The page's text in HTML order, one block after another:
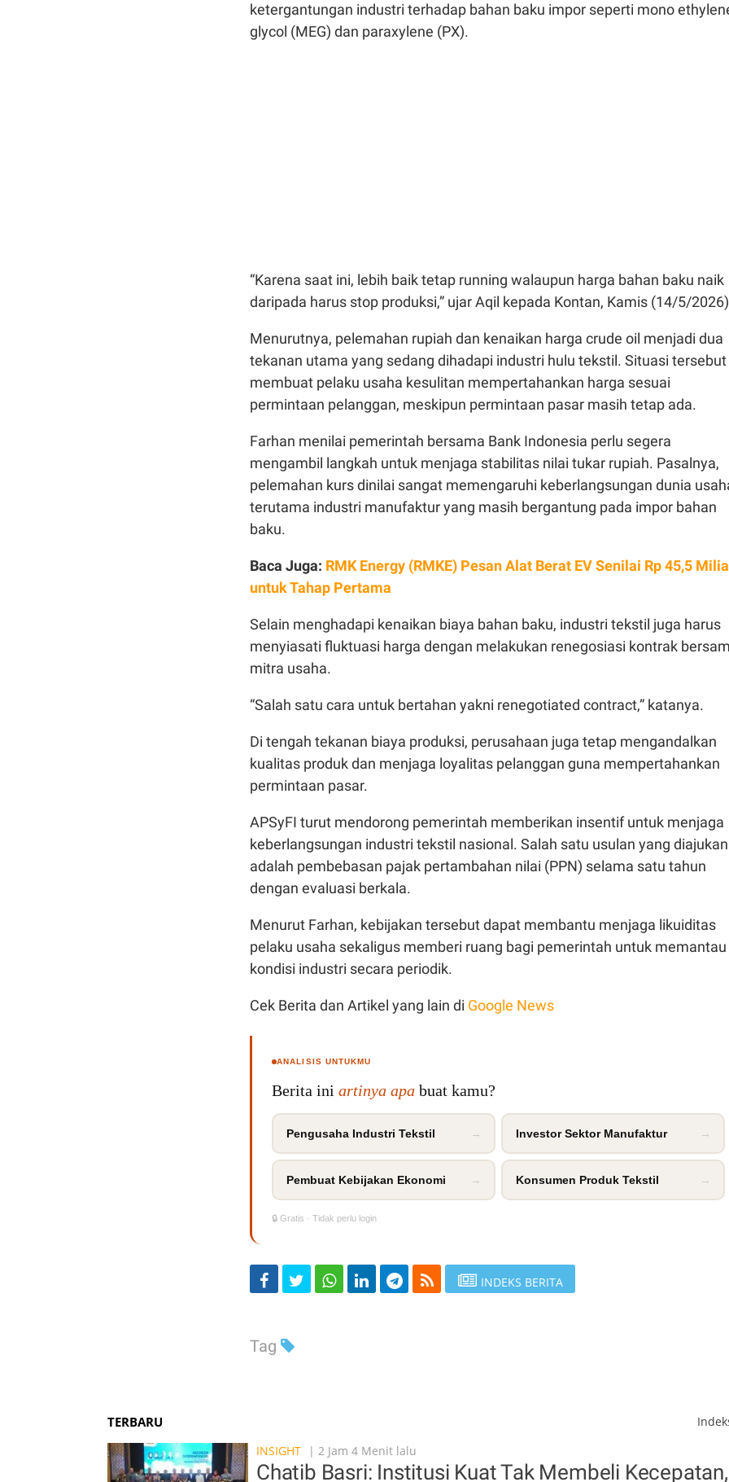
ketergantungan industri terhadap bahan baku impor seperti mono
glycol (MEG) dan paraxylene (PX).
“Karena saat ini, lebih baik tetap running walaupun harga bahan baku naik
daripada harus stop produksi,” ujar Aqil kepada Kontan, Kamis (14/5/
Menurutnya, pelemahan rupiah dan kenaikan harga crude oil menjadi dua
tekanan utama yang sedang dihadapi industri hulu tekstil. Situasi tersebut
membuat pelaku usaha kesulitan mempertahankan harga sesuai
permintaan pelanggan, meskipun permintaan pasar masih tetap ada.
Farhan menilai pemerintah bersama Bank Indonesia perlu segera
mengambil langkah untuk menjaga stabilitas nilai tukar rupiah. Pasalnya,
pelemahan kurs dinilai sangat memengaruhi keberlangsungan dunia
terutama industri manufaktur yang masih bergantung pada impor bahan
baku.
Baca Juga: RMK Energy (RMKE) Pesan Alat Berat EV Senilai Rp 45,5
untuk Tahap Pertama
Selain menghadapi kenaikan biaya bahan baku, industri tekstil juga harus
menyiasati fluktuasi harga dengan melakukan renegosiasi kontrak
mitra usaha.
“Salah satu cara untuk bertahan yakni renegotiated contract,” katanya.
Di tengah tekanan biaya produksi, perusahaan juga tetap mengandalkan
kualitas produk dan menjaga loyalitas pelanggan guna mempertahankan
permintaan pasar.
APSyFI turut mendorong pemerintah memberikan insentif untuk menjaga
keberlangsungan industri tekstil nasional. Salah satu usulan yang diajukan
adalah pembebasan pajak pertambahan nilai (PPN) selama satu tahun
dengan evaluasi berkala.
Menurut Farhan, kebijakan tersebut dapat membantu menjaga likuiditas
pelaku usaha sekaligus memberi ruang bagi pemerintah untuk memantau
kondisi industri secara periodik.
Cek Berita dan Artikel yang lain di Google News
ANALISIS UNTUKMU
Berita ini artinya apa buat kamu?
Pengusaha Industri Tekstil → Investor Sektor Manufaktur →
Pembuat Kebijakan Ekonomi → Konsumen Produk Tekstil →
🔒 Gratis · Tidak perlu login
INDEKS BERITA
Tag
TERBARU
INSIGHT
| 2 Jam 4 Menit lalu
Chatib Basri: Institusi Kuat Tak Membeli Kecepatan,